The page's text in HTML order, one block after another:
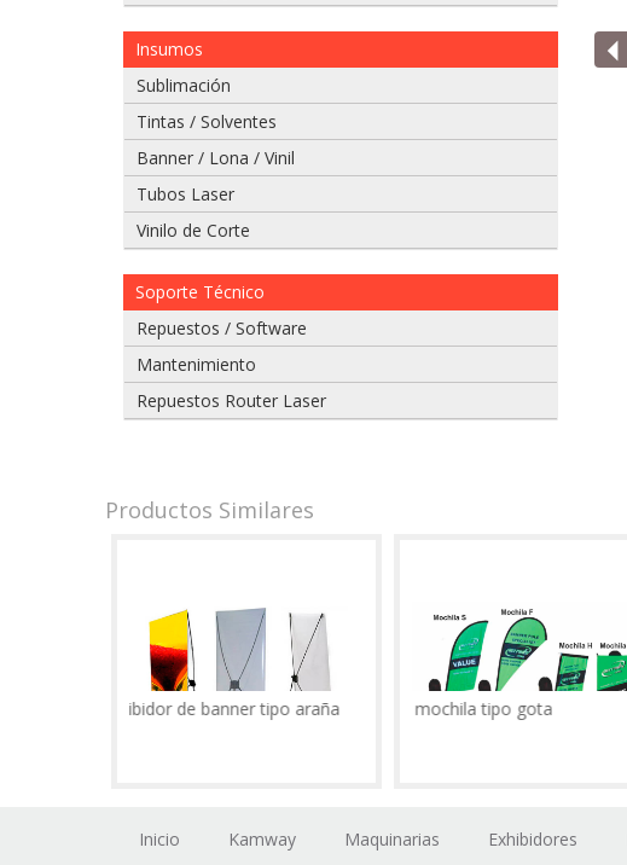
Insumos
Sublimación
Tintas / Solventes
Banner / Lona / Vinil
Tubos Laser
Vinilo de Corte
Soporte Técnico
Repuestos / Software
Mantenimiento
Repuestos Router Laser
Productos Similares
Exhibidor de banner tipo arañaExhibidor mochila tipo gota
Inicio Kamway Maquinarias Exhibidores